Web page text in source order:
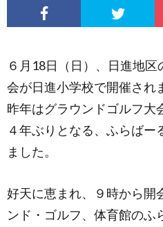
６月18日（日）、日進地
会が日進小学校で開催され
昨年はグラウンドゴルフ大
４年ぶりとなる、ふらば
ました。
好天に恵まれ、９時から開
ンド・ゴルフ、体育館のふ